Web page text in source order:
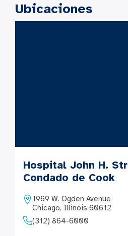
Ubicaciones
Hospital John H.
Condado de Cook
1969 W. Ogden Avenue
Chicago, Illinois 60612
(312) 864-6000